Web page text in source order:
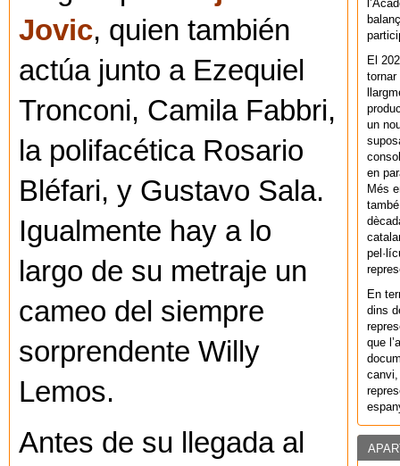
Jovic, quien también
actúa junto a Ezequiel
Tronconi, Camila Fabbri,
la polifacética Rosario
Bléfari, y Gustavo Sala.
Igualmente hay a lo
largo de su metraje un
cameo del siempre
sorprendente Willy
Lemos.
Antes de su llegada al
El
un
en
Més
En
dins
que
canvi,